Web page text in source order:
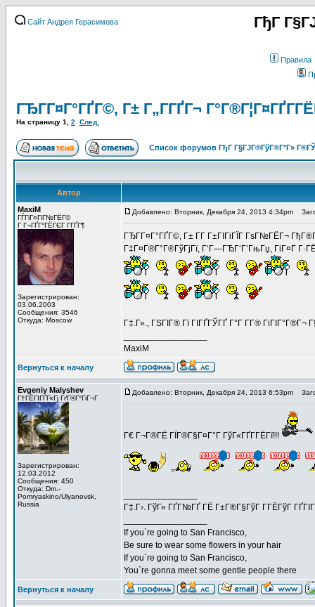
Сайт Андрея Герасимова ГђГ
Правила
ГЂГ­Г¤Г°ГҐГ©, Г± Г„Г­ГҐГ¬
На страницу 1 2 След.
Список форумов ГђГ Г§ГЈГ®ГўГ®Г°Г»
Автор
MaxiM
ГЃГіГ¤ГіГ№ГЁГ©
Г Г¬ГҐГ°ГЁГЄГ Г­ГҐГ¶
Зарегистрирован:
03.06.2003
Сообщения: 3546
Откуда: Moscow
Добавлено: Вторник, Декабря 24, 2013 4:34pm
ГЂГ­Г¤Г°ГҐГ©, Г± Г­Г Г±ГІГіГЇГ ГѕГ№ГЁГ¬
Г‡Г¤Г®Г°Г®ГўГјГї, Г‘Г—ГЂГ‘Г’ГњГџ, ГіГ¤Г
Г‡.Г»., ГЅГІГ® Гї ГІГҐГЎГҐ Г°Г Г­Г® ГіГІГ°Г®Г¬
MaxiM
Вернуться к началу
Evgeniy Malyshev
Г†ГЁГІГҐГ«Гј ГґГ®Г°ГіГ¬Г
Зарегистрирован:
12.03.2012
Сообщения: 450
Откуда: Dm.-
Pomryaskino/Ulyanovsk,
Russia
Добавлено: Вторник, Декабря 24, 2013 6:53pm
Г€ Г¬Г®ГЁ ГЇГ®Г§Г¤Г°Г ГўГ«ГҐГ­ГЁГї!!!
Г‡.Г›. ГўГ» ГҐГ№ГҐ ГЁ Г±Г®Г§ГўГ Г­ГЁГўГ
If you`re going to San Francisco,
Be sure to wear some flowers in your hair
If you`re going to San Francisco,
You`re gonna meet some gentle people there
Вернуться к началу